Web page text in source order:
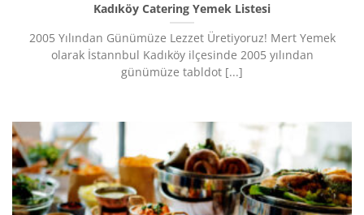
Kadıköy Catering Yemek Listesi
2005 Yılından Günümüze Lezzet Üretiyoruz!​ Mert Yemek
olarak İstannbul Kadıköy ilçesinde 2005 yılından
günümüze tabldot [...]